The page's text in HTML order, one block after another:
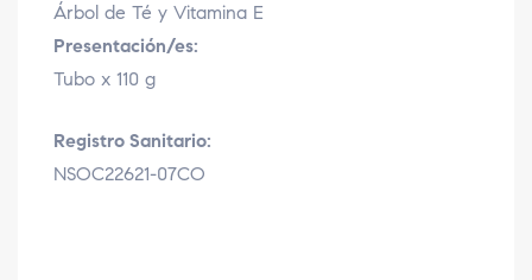
Árbol de Té y Vitamina E
Presentación/es:
Tubo x 110 g
Registro Sanitario:
NSOC22621-07CO